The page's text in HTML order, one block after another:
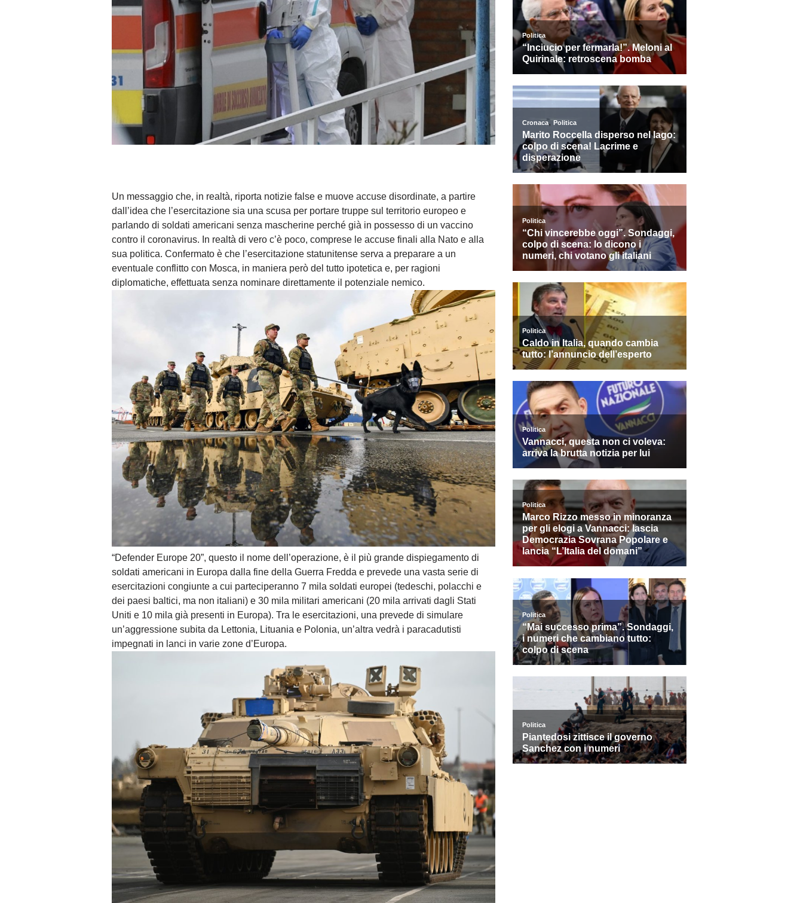
Un messaggio che, in realtà, riporta notizie false e muove accuse disordinate, a partire
dall’idea che l’esercitazione sia una scusa per portare truppe sul territorio europeo e
parlando di soldati americani senza mascherine perché già in possesso di un vaccino
contro il coronavirus. In realtà di vero c’è poco, comprese le accuse finali alla Nato e alla
sua politica. Confermato è che l’esercitazione statunitense serva a preparare a un
eventuale conflitto con Mosca, in maniera però del tutto ipotetica e, per ragioni
diplomatiche, effettuata senza nominare direttamente il potenziale nemico.
“Defender Europe 20”, questo il nome dell’operazione, è il più grande dispiegamento di
soldati americani in Europa dalla fine della Guerra Fredda e prevede una vasta serie di
esercitazioni congiunte a cui parteciperanno 7 mila soldati europei (tedeschi, polacchi e
dei paesi baltici, ma non italiani) e 30 mila militari americani (20 mila arrivati dagli Stati
Uniti e 10 mila già presenti in Europa). Tra le esercitazioni, una prevede di simulare
un’aggressione subita da Lettonia, Lituania e Polonia, un’altra vedrà i paracadutisti
impegnati in lanci in varie zone d’Europa.